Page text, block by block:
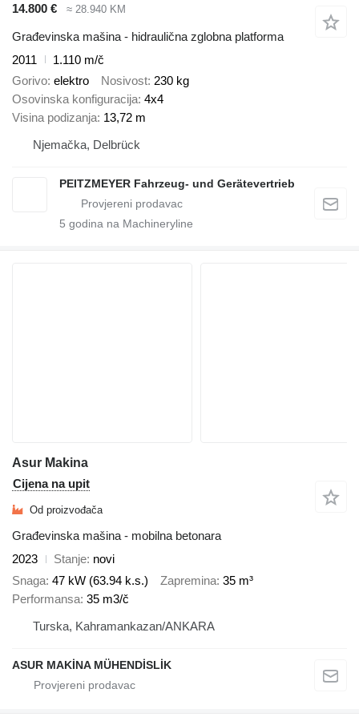
14.800 €
≈ 28.940 KM
Građevinska mašina - hidraulična zglobna platforma
2011
1.110 m/č
Gorivo elektro Nosivost 230 kg
Osovinska konfiguracija 4x4
Visina podizanja 13,72 m
Njemačka, Delbrück
PEITZMEYER Fahrzeug- und Gerätevertrieb
5 godina na Machineryline
Asur Makina
Cijena na upit
Od proizvođača
Građevinska mašina - mobilna betonara
2023
Stanje novi
Snaga 47 kW (63.94 k.s.) Zapremina 35 m³
Performansa 35 m3/č
Turska, Kahramankazan/ANKARA
ASUR MAKİNA MÜHENDİSLİK